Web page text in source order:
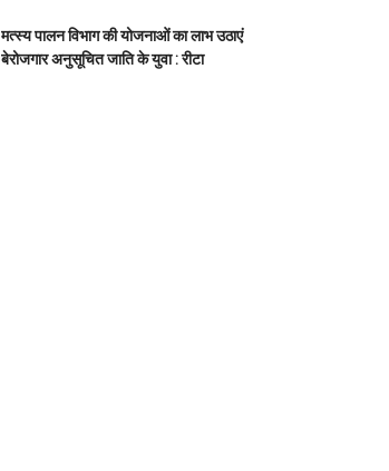
मत्स्य पालन विभाग की योजनाओं का लाभ उठाएं
बेरोजगार अनुसूचित जाति के युवा : रीटा